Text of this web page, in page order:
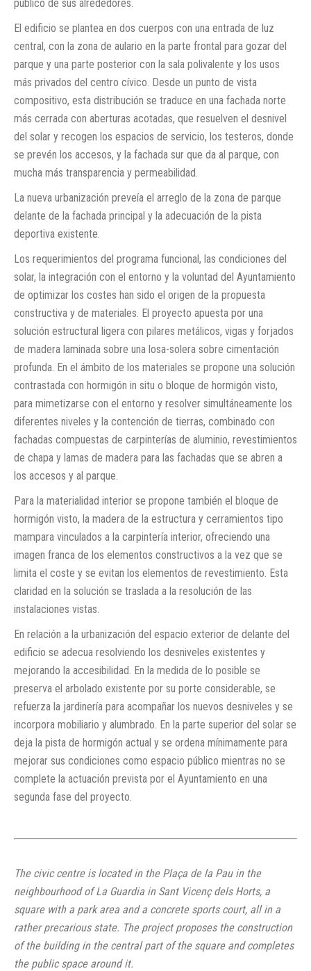
público de sus alrededores.
El edificio se plantea en dos cuerpos con una entrada de luz
central, con la zona de aulario en la parte frontal para gozar del
parque y una parte posterior con la sala polivalente y los usos
más privados del centro cívico. Desde un punto de vista
compositivo, esta distribución se traduce en una fachada norte
más cerrada con aberturas acotadas, que resuelven el desnivel
del solar y recogen los espacios de servicio, los testeros, donde
se prevén los accesos, y la fachada sur que da al parque, con
mucha más transparencia y permeabilidad.
La nueva urbanización preveía el arreglo de la zona de parque
delante de la fachada principal y la adecuación de la pista
deportiva existente.
Los requerimientos del programa funcional, las condiciones del
solar, la integración con el entorno y la voluntad del Ayuntamiento
de optimizar los costes han sido el origen de la propuesta
constructiva y de materiales. El proyecto apuesta por una
solución estructural ligera con pilares metálicos, vigas y forjados
de madera laminada sobre una losa-solera sobre cimentación
profunda. En el ámbito de los materiales se propone una solución
contrastada con hormigón in situ o bloque de hormigón visto,
para mimetizarse con el entorno y resolver simultáneamente los
diferentes niveles y la contención de tierras, combinado con
fachadas compuestas de carpinterías de aluminio, revestimientos
de chapa y lamas de madera para las fachadas que se abren a
los accesos y al parque.
Para la materialidad interior se propone también el bloque de
hormigón visto, la madera de la estructura y cerramientos tipo
mampara vinculados a la carpintería interior, ofreciendo una
imagen franca de los elementos constructivos a la vez que se
limita el coste y se evitan los elementos de revestimiento. Esta
claridad en la solución se traslada a la resolución de las
instalaciones vistas.
En relación a la urbanización del espacio exterior de delante del
edificio se adecua resolviendo los desniveles existentes y
mejorando la accesibilidad. En la medida de lo posible se
preserva el arbolado existente por su porte considerable, se
refuerza la jardinería para acompañar los nuevos desniveles y se
incorpora mobiliario y alumbrado. En la parte superior del solar se
deja la pista de hormigón actual y se ordena mínimamente para
mejorar sus condiciones como espacio público mientras no se
complete la actuación prevista por el Ayuntamiento en una
segunda fase del proyecto.
The civic centre is located in the Plaça de la Pau in the
neighbourhood of La Guardia in Sant Vicenç dels Horts, a
square with a park area and a concrete sports court, all in a
rather precarious state. The project proposes the construction
of the building in the central part of the square and completes
the public space around it.